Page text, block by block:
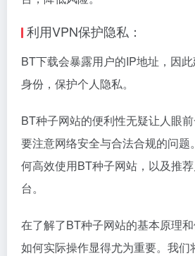
利用VPN保护隐私：
BT下载会暴露用户的IP地址，因
身份，保护个人隐私。
BT种子网站的便利性无疑让人眼
要注意网络安全与合法合规的问题
何高效使用BT种子网站，以及推
台。
在了解了BT种子网站的基本原理和
如何实际操作显得尤为重要。我们